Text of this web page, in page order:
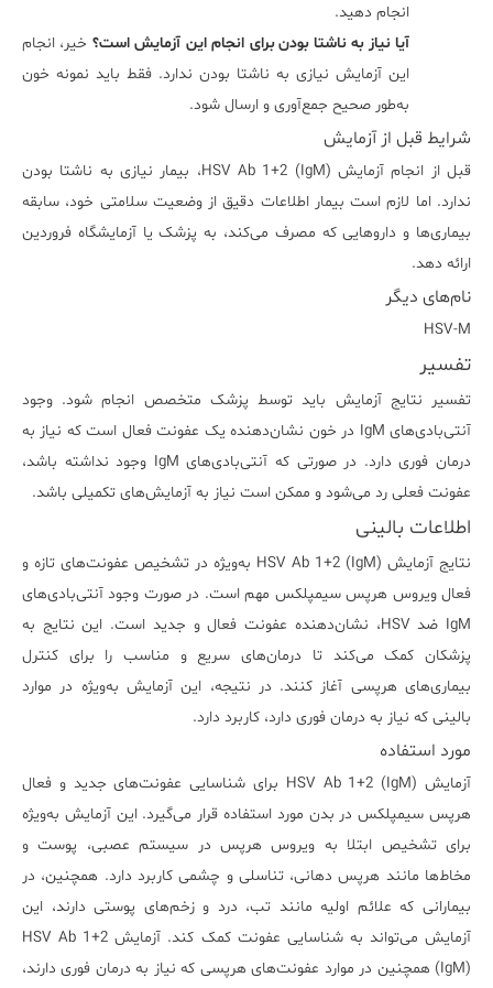
انجام دهید.
آیا نیاز به ناشتا بودن برای انجام این آزمایش است؟ خیر، انجام
این آزمایش نیازی به ناشتا بودن ندارد. فقط باید نمونه خون
به‌طور صحیح جمع‌آوری و ارسال شود.
شرایط قبل از آزمایش
قبل از انجام آزمایش HSV Ab 1+2 (IgM)، بیمار نیازی به ناشتا بودن
ندارد. اما لازم است بیمار اطلاعات دقیق از وضعیت سلامتی خود، سابقه
بیماری‌ها و داروهایی که مصرف می‌کند، به پزشک یا آزمایشگاه فروردین
ارائه دهد.
نام‌های دیگر
HSV-M
تفسیر
تفسیر نتایج آزمایش باید توسط پزشک متخصص انجام شود. وجود
آنتی‌بادی‌های IgM در خون نشان‌دهنده یک عفونت فعال است که نیاز به
درمان فوری دارد. در صورتی که آنتی‌بادی‌های IgM وجود نداشته باشد،
عفونت فعلی رد می‌شود و ممکن است نیاز به آزمایش‌های تکمیلی باشد.
اطلاعات بالینی
نتایج آزمایش HSV Ab 1+2 (IgM) به‌ویژه در تشخیص عفونت‌های تازه و
فعال ویروس هرپس سیمپلکس مهم است. در صورت وجود آنتی‌بادی‌های
IgM ضد HSV، نشان‌دهنده عفونت فعال و جدید است. این نتایج به
پزشکان کمک می‌کند تا درمان‌های سریع و مناسب را برای کنترل
بیماری‌های هرپسی آغاز کنند. در نتیجه، این آزمایش به‌ویژه در موارد
بالینی که نیاز به درمان فوری دارد، کاربرد دارد.
مورد استفاده
آزمایش HSV Ab 1+2 (IgM) برای شناسایی عفونت‌های جدید و فعال
هرپس سیمپلکس در بدن مورد استفاده قرار می‌گیرد. این آزمایش به‌ویژه
برای تشخیص ابتلا به ویروس هرپس در سیستم عصبی، پوست و
مخاط‌ها مانند هرپس دهانی، تناسلی و چشمی کاربرد دارد. همچنین، در
بیمارانی که علائم اولیه مانند تب، درد و زخم‌های پوستی دارند، این
آزمایش می‌تواند به شناسایی عفونت کمک کند. آزمایش HSV Ab 1+2
(IgM) همچنین در موارد عفونت‌های هرپسی که نیاز به درمان فوری دارند،